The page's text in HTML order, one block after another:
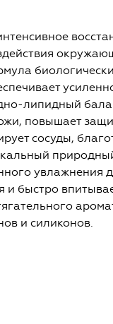
липидный
повышает
сосуды,
увлажнения
и быстро
и силиконов.